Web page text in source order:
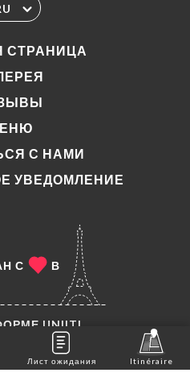
СТРАНИЦА
С НАМИ
УВЕДОМЛЕНИЕ
- CHEZ ANTO - ВСЕ
С В
UNIITI
Лист ожидания Itinéraire